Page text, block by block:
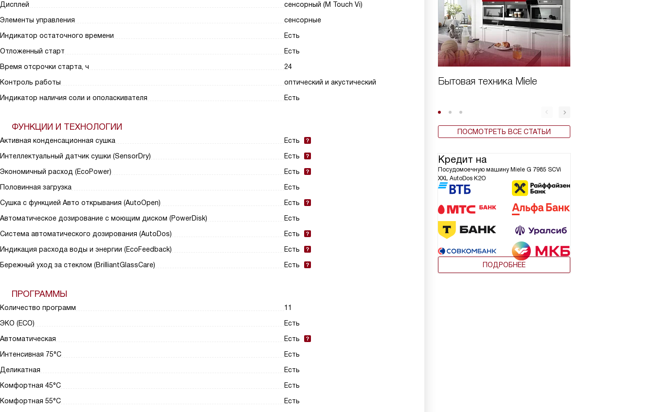
Бытовая техника Miele
ПОСМОТРЕТЬ ВСЕ СТАТЬИ
Кредит на
Посудомоечную машину Miele G 7985 SCVi
XXL AutoDos K2O
ПОДРОБНЕЕ
Дисплей
сенсорный (M Touch Vi)
Элементы управления
сенсорные
Индикатор остаточного времени
Есть
Отложенный старт
Есть
Время отсрочки старта, ч
24
Контроль работы
оптический и акустический
Индикатор наличия соли и ополаскивателя
Есть
ФУНКЦИИ И ТЕХНОЛОГИИ
Активная конденсационная сушка
Есть
Интеллектуальный датчик сушки (SensorDry)
Есть
Экономичный расход (EcoPower)
Есть
Половинная загрузка
Есть
Сушка с функцией Авто открывания (AutoOpen)
Есть
Автоматическое дозирование с моющим диском (PowerDisk)
Есть
Система автоматического дозирования (AutoDos)
Есть
Индикация расхода воды и энергии (EcoFeedback)
Есть
Бережный уход за стеклом (BrilliantGlassCare)
Есть
ПРОГРАММЫ
Количество программ
11
ЭКО (ECO)
Есть
Автоматическая
Есть
Интенсивная 75°С
Есть
Деликатная
Есть
Комфортная 45°C
Есть
Комфортная 55°C
Есть